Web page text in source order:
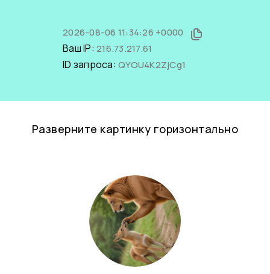
2026-08-06 11:34:26 +0000
Ваш IP: 216.73.217.61
ID запроса: QYOU4K2ZjCg1
Разверните картинку горизонтально